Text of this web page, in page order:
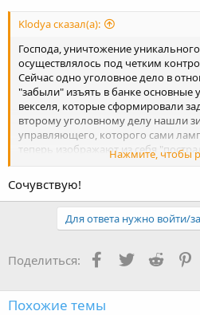
Klodya сказал(а):
Господа, уничтожение
осуществлялось под четким
Сейчас одно уголовное дело в
"забыли" изъять в банке основные
векселя, которые сформировали
второму уголовному делу нашли
управляющего, которого сами
теперь изображают из себя
выбросили на улицу, оборудование
будут получены "законным путем" -
где раньше была наука скоро
(все "подпольное", разумеется).
А весь опыт, в том числе и по
опытный завод!) получения новых
нам не надо, зачем нам экология,
дальше, оно у нас стойкое, все
Нажмите, чтобы
Сочувствую!
Для ответа нужно войти/
Поделиться: Facebook
TwitterReddit
Похожие темы